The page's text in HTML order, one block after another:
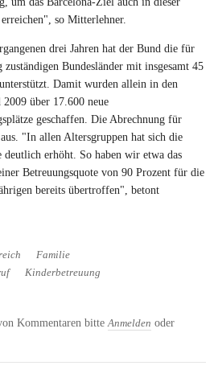
so Mitterlehner.
drei Jahren hat der Bund die für
zuständigen Bundesländer mit insgesamt 45
Damit wurden allein in den
2009 über 17.600 neue
geschaffen. Die Abrechnung für
"In allen Altersgruppen hat sich die
deutlich erhöht. So haben wir etwa das
Betreuungsquote von 90 Prozent für die
bereits übertroffen", betont
Familie
Kinderbetreuung
Kommentaren bitte Anmelden oder